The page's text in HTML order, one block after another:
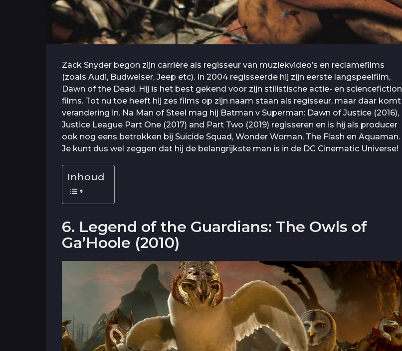
Zack Snyder begon zijn carrière als regisseur van muziekvideo’s en reclamefilms
(zoals Audi, Budweiser, Jeep etc). In 2004 regisseerde hij zijn eerste langspeelfilm,
Dawn of the Dead. Hij is het best gekend voor zijn stilistische actie- en sciencefiction
films. Tot nu toe heeft hij zes films op zijn naam staan als regisseur, maar daar komt
verandering in. Na Man of Steel mag hij Batman v Superman: Dawn of Justice (2016),
Justice League Part One (2017) and Part Two (2019) regisseren en is hij als producer
ook nog eens betrokken bij Suicide Squad, Wonder Woman, The Flash en Aquaman.
Je kunt dus wel zeggen dat hij de belangrijkste man is in de DC Cinematic Universe!
Inhoud
6. Legend of the Guardians: The Owls of
Ga’Hoole (2010)